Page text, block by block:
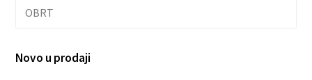
OBRT
Novo u prodaji